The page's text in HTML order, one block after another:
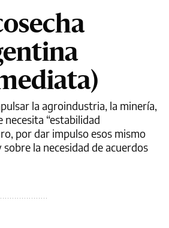
la agroindustria, la minería,
“estabilidad
por dar impulso esos mismo
la necesidad de acuerdos